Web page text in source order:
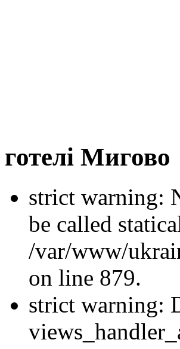
готелі Мигово
strict warning:
be called
/var/www/
on line 879.
strict warning: